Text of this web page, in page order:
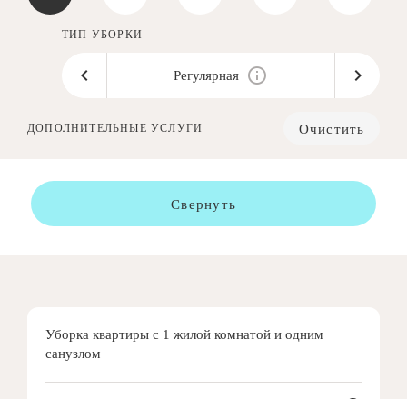
ТИП УБОРКИ
Регулярная
ДОПОЛНИТЕЛЬНЫЕ УСЛУГИ Очистить
Свернуть
Уборка квартиры с 1 жилой комнатой и одним
санузлом